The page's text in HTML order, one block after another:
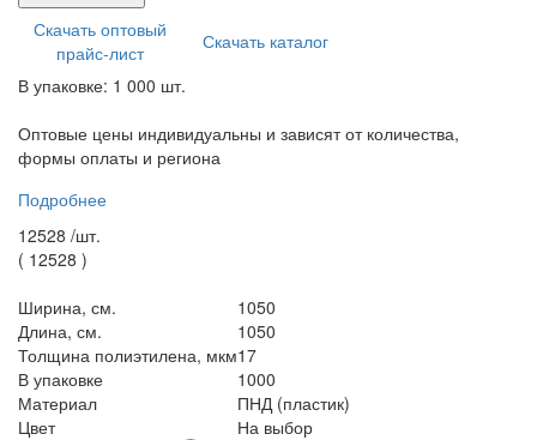
Скачать оптовый
прайс-лист
Скачать каталог
В упаковке: 1 000 шт.
Оптовые цены индивидуальны и зависят от количества,
формы оплаты и региона
Подробнее
12528 /шт.
( 12528 )
Ширина, см.
1050
Длина, см.
1050
Толщина полиэтилена, мкм17
В упаковке
1000
Материал
ПНД (пластик)
Цвет
На выбор